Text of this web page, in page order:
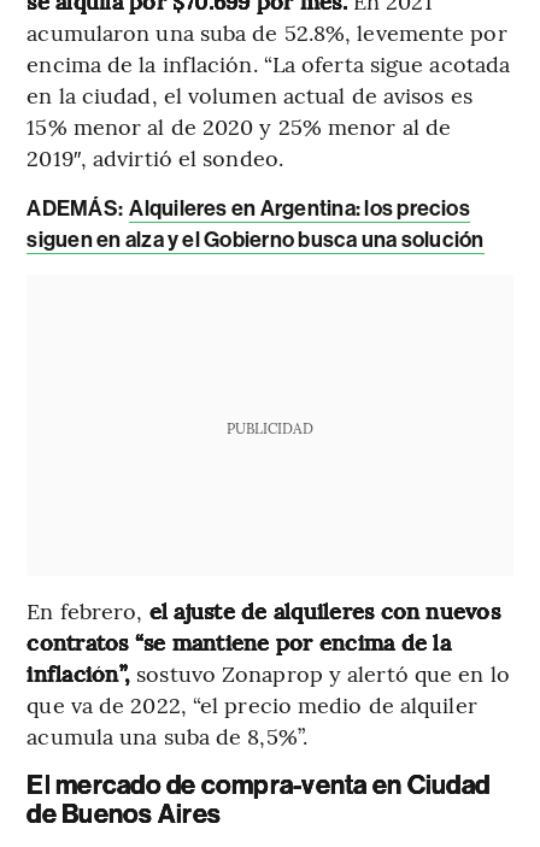
acumularon una suba de 52.8%, levemente por
encima de la inflación. “La oferta sigue acotada
en la ciudad, el volumen actual de avisos es
15% menor al de 2020 y 25% menor al de
2019″, advirtió el sondeo.
ADEMÁS: Alquileres en Argentina: los precios
siguen en alza y el Gobierno busca una solución
PUBLICIDAD
En febrero, el ajuste de alquileres con nuevos
contratos “se mantiene por encima de la
inflación”, sostuvo Zonaprop y alertó que en lo
que va de 2022, “el precio medio de alquiler
acumula una suba de 8,5%”.
El mercado de compra-venta en Ciudad
de Buenos Aires